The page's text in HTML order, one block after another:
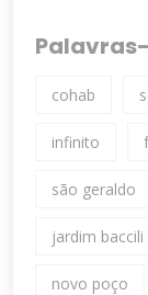
cohab
infinito
são geraldo
jardim baccili
novo poço